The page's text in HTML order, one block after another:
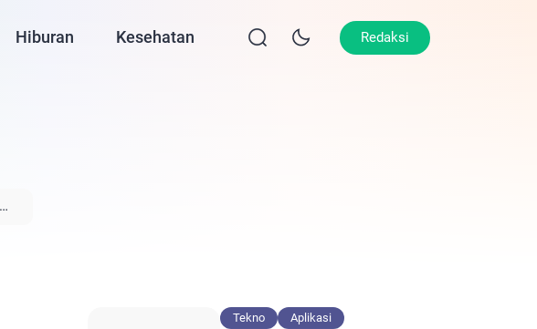
Hiburan Kesehatan Lifestyle Olahraga
Redaksi
Tekno Aplikasi